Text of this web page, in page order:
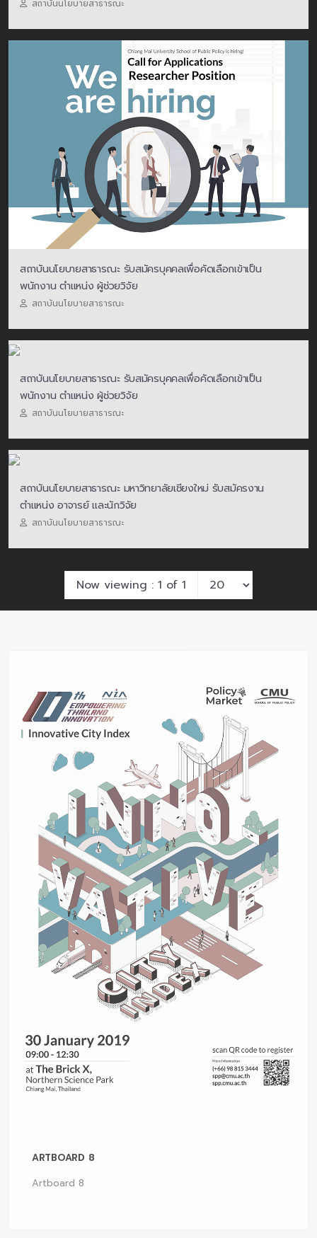
สถาบันนโยบายสาธารณะ
สถาบันนโยบายสาธารณะ รับสมัครบุคคลเพื่อคัดเลือกเข้าเป็น
พนักงาน ตำแหน่ง ผู้ช่วยวิจัย
สถาบันนโยบายสาธารณะ
สถาบันนโยบายสาธารณะ รับสมัครบุคคลเพื่อคัดเลือกเข้าเป็น
พนักงาน ตำแหน่ง ผู้ช่วยวิจัย
สถาบันนโยบายสาธารณะ
สถาบันนโยบายสาธารณะ มหาวิทยาลัยเชียงใหม่ รับสมัครงาน
ตำแหน่ง อาจารย์ และนักวิจัย
สถาบันนโยบายสาธารณะ
Now viewing : 1 of 1
ARTBOARD 8
Artboard 8